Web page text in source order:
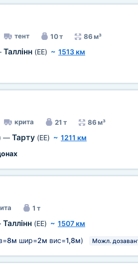
тент 10 т 86 м³
Таллінн (EE) ~ 1513 км
крита 21 т 86 м³
— Тарту (EE) ~ 1211 км
1 т
Таллінн (EE) ~ 1507 км
8м шир=2м вис=1,8м) Можл.